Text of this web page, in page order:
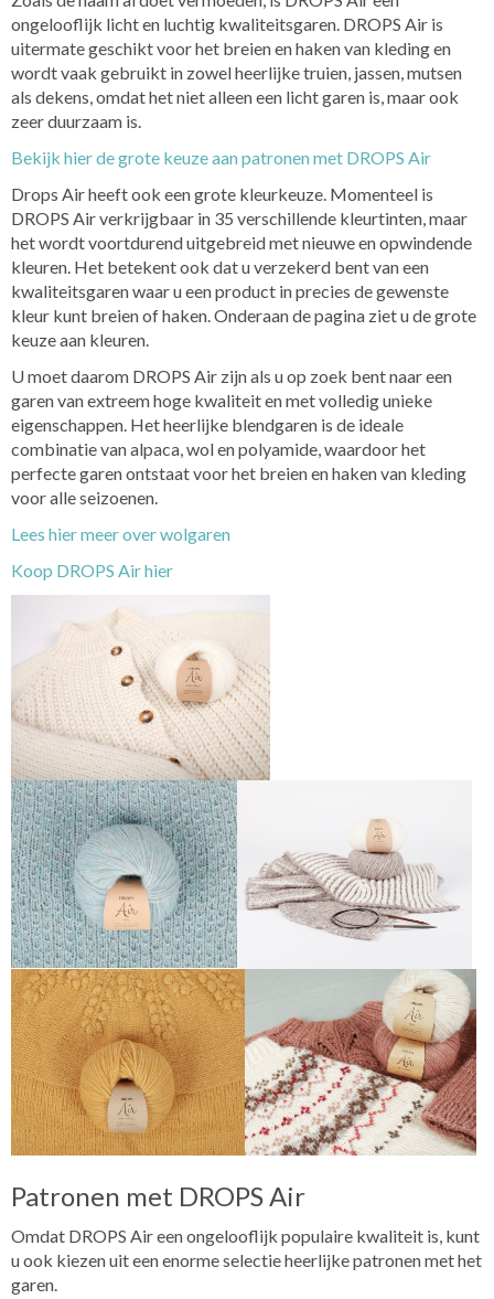
ongelooflijk licht en luchtig kwaliteitsgaren. DROPS Air is
uitermate geschikt voor het breien en haken van kleding en
wordt vaak gebruikt in zowel heerlijke truien, jassen, mutsen
als dekens, omdat het niet alleen een licht garen is, maar ook
zeer duurzaam is.
Bekijk hier de grote keuze aan patronen met DROPS Air
Drops Air heeft ook een grote kleurkeuze. Momenteel is
DROPS Air verkrijgbaar in 35 verschillende kleurtinten, maar
het wordt voortdurend uitgebreid met nieuwe en opwindende
kleuren. Het betekent ook dat u verzekerd bent van een
kwaliteitsgaren waar u een product in precies de gewenste
kleur kunt breien of haken. Onderaan de pagina ziet u de grote
keuze aan kleuren.
U moet daarom DROPS Air zijn als u op zoek bent naar een
garen van extreem hoge kwaliteit en met volledig unieke
eigenschappen. Het heerlijke blendgaren is de ideale
combinatie van alpaca, wol en polyamide, waardoor het
perfecte garen ontstaat voor het breien en haken van kleding
voor alle seizoenen.
Lees hier meer over wolgaren
Koop DROPS Air hier
Patronen met DROPS Air
Omdat DROPS Air een ongelooflijk populaire kwaliteit is, kunt
u ook kiezen uit een enorme selectie heerlijke patronen met het
garen.